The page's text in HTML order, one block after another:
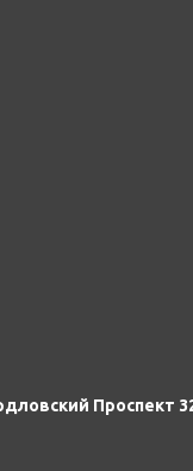
Проспект